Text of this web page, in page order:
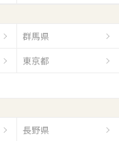
群馬県
東京都
長野県